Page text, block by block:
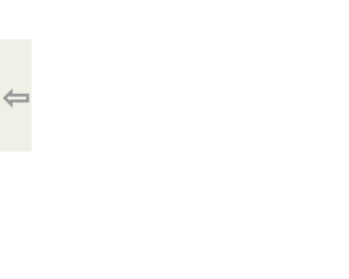
⇦